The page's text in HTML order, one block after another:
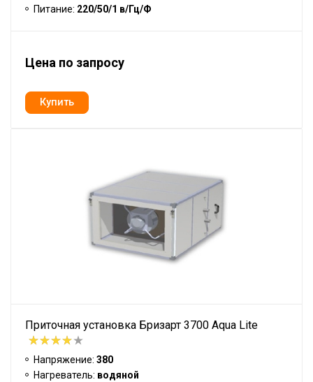
Питание: 220/50/1 в/Гц/Ф
Цена по запросу
Приточная установка Бризарт 3700 Aqua Lite
Напряжение: 380
Нагреватель: водяной